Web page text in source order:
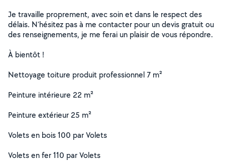
Je travaille proprement, avec soin et dans le respect des
délais. N'hésitez pas à me contacter pour un devis gratuit ou
des renseignements, je me ferai un plaisir de vous répondre.
À bientôt !
Nettoyage toiture produit professionnel 7 m²
Peinture intérieure 22 m²
Peinture extérieur 25 m²
Volets en bois 100 par Volets
Volets en fer 110 par Volets